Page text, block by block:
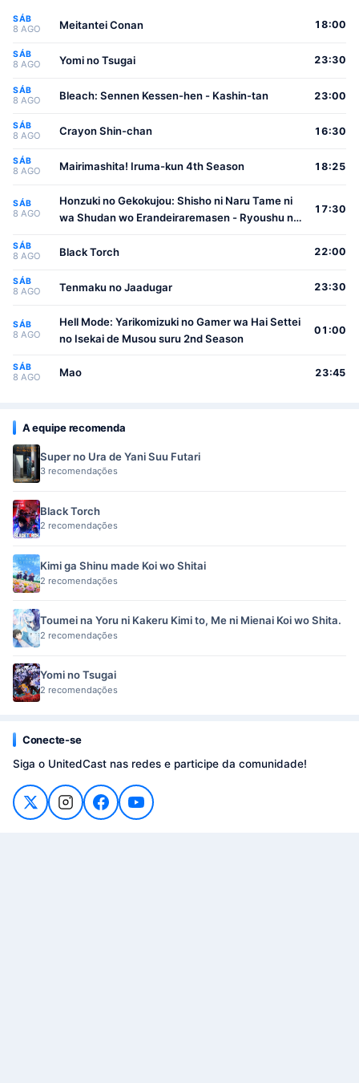
SÁB
8 AGO Meitantei Conan 18:00
SÁB
8 AGO Yomi no Tsugai 23:30
SÁB
8 AGO Bleach: Sennen Kessen-hen - Kashin-tan 23:00
SÁB
8 AGO Crayon Shin-chan 16:30
SÁB
8 AGO Mairimashita! Iruma-kun 4th Season 18:25
SÁB
8 AGO
Honzuki no Gekokujou: Shisho ni Naru Tame ni
wa Shudan wo Erandeiraremasen - Ryoushu no
17:30
SÁB
8 AGO Black Torch 22:00
SÁB
8 AGO Tenmaku no Jaadugar 23:30
SÁB
8 AGO
Hell Mode: Yarikomizuki no Gamer wa Hai Settei
no Isekai de Musou suru 2nd Season
01:00
SÁB
8 AGO Mao 23:45
A equipe recomenda
Super no Ura de Yani Suu Futari
3 recomendações
Black Torch
2 recomendações
Kimi ga Shinu made Koi wo Shitai
2 recomendações
Toumei na Yoru ni Kakeru Kimi to, Me ni Mienai Koi wo Shita.
2 recomendações
Yomi no Tsugai
2 recomendações
Conecte-se
Siga o UnitedCast nas redes e participe da comunidade!